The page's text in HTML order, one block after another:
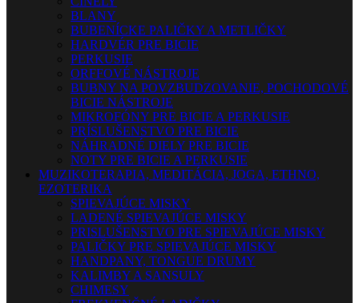
BLANY
BUBENÍCKE PALIČKY A METLIČKY
HARDVÉR PRE BICIE
PERKUSIE
ORFFOVÉ NÁSTROJE
BUBNY NA POVZBUDZOVANIE, POCHODOVÉ
BICIE NÁSTROJE
MIKROFÓNY PRE BICIE A PERKUSIE
PRÍSLUŠENSTVO PRE BICIE
NÁHRADNÉ DIELY PRE BICIE
NOTY PRE BICIE A PERKUSIE
MUZIKOTERAPIA, MEDITÁCIA, JOGA, ETHNO,
EZOTERIKA
SPIEVAJÚCE MISKY
LADENÉ SPIEVAJÚCE MISKY
PRISLUŠENSTVO PRE SPIEVAJÚCE MISKY
PALIČKY PRE SPIEVAJÚCE MISKY
HANDPANY, TONGUE DRUMY
KALIMBY A SANSULY
CHIMESY